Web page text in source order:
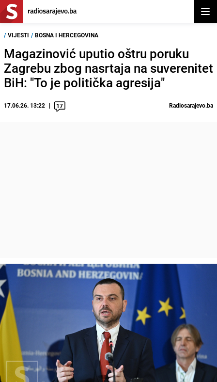
/ VIJESTI / BOSNA I HERCEGOVINA
Magazinović uputio oštru poruku
Zagrebu zbog nasrtaja na suverenitet
BiH: "To je politička agresija"
17.06.26. 13:22 17 Radiosarajevo.ba